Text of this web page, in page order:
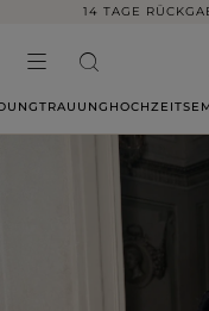
14 TAGE
TRAUUNG